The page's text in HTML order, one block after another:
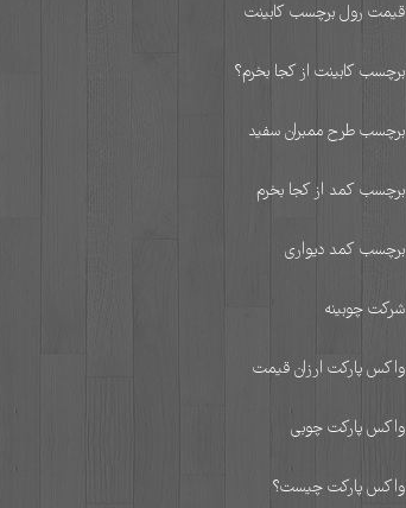
قیمت رول برچسب کابینت
برچسب کابینت از کجا بخرم؟
برچسب طرح ممبران سفید
برچسب کمد از کجا بخرم
برچسب کمد دیواری
شرکت چوبینه
واکس پارکت ارزان قیمت
واکس پارکت چوبی
واکس پارکت چیست؟